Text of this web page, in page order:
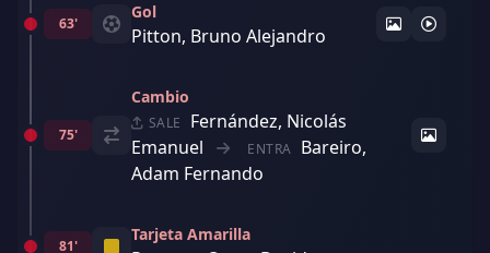
63'
Gol
Pitton, Bruno Alejandro
75'
Cambio
SALE
Fernández, Nicolás
Emanuel
ENTRA Bareiro,
Adam Fernando
81'
Tarjeta Amarilla